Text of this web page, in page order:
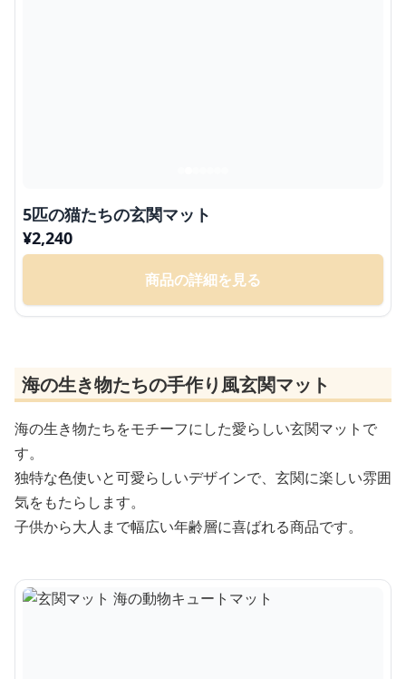
5匹の猫たちの玄関マット
¥2,240
商品の詳細を見る
海の生き物たちの手作り風玄関マット
海の生き物たちをモチーフにした愛らしい玄関マットで
す。
独特な色使いと可愛らしいデザインで、玄関に楽しい雰囲
気をもたらします。
子供から大人まで幅広い年齢層に喜ばれる商品です。